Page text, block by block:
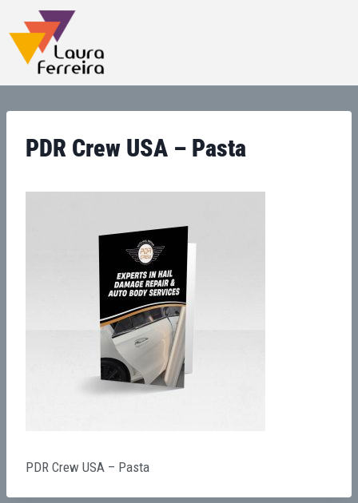
PDR Crew USA – Pasta
PDR Crew USA – Pasta